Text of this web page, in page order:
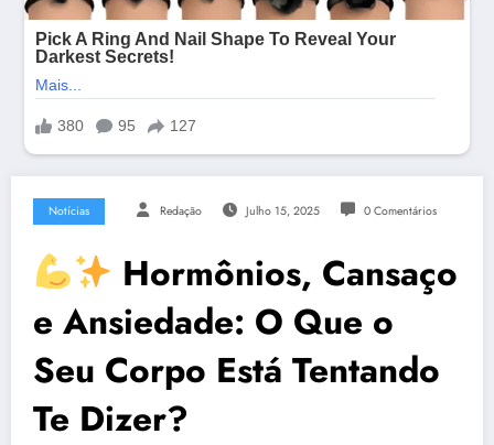
Notícias Redação Julho 15, 2025 0 Comentários
Hormônios, Cansaço
e Ansiedade: O Que o
Seu Corpo Está Tentando
Te Dizer?